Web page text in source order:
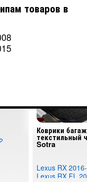
товаров в
Коврики
текстильный
Sotra
Lexus RX
Lexus RX FL